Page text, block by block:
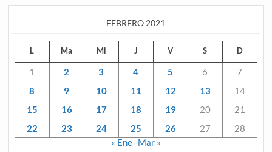
FEBRERO 2021
L Ma Mi J V S D
1 2 3 4 5 6
7
8
9 10 11 12 13
14
15
16 17 18 19 20
21
22
23 24 25 26 27
28
« Ene Mar »